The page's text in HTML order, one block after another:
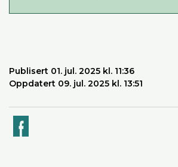
Publisert 01. jul. 2025 kl. 11:36
Oppdatert 09. jul. 2025 kl. 13:51